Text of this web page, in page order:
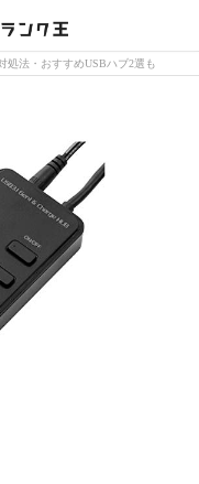
処法・おすすめUSBハブ2選も